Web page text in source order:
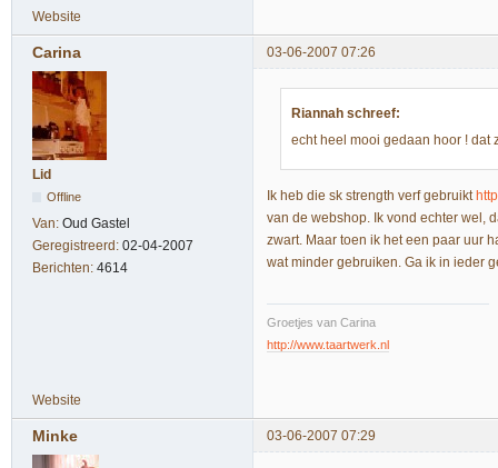
Website
Carina 03-06-2007 07:26
Lid
Offline
Van: Oud Gastel
Geregistreerd: 02-04-2007
Berichten: 4614
Riannah schreef:
echt heel mooi gedaan hoor ! dat
Ik heb die sk strength verf gebruikt
van de webshop. Ik vond echter wel,
zwart. Maar toen ik het een paar uur
wat minder gebruiken. Ga ik in ieder
Groetjes van Carina
http://www.taartwerk.nl
Website
Minke 03-06-2007 07:29